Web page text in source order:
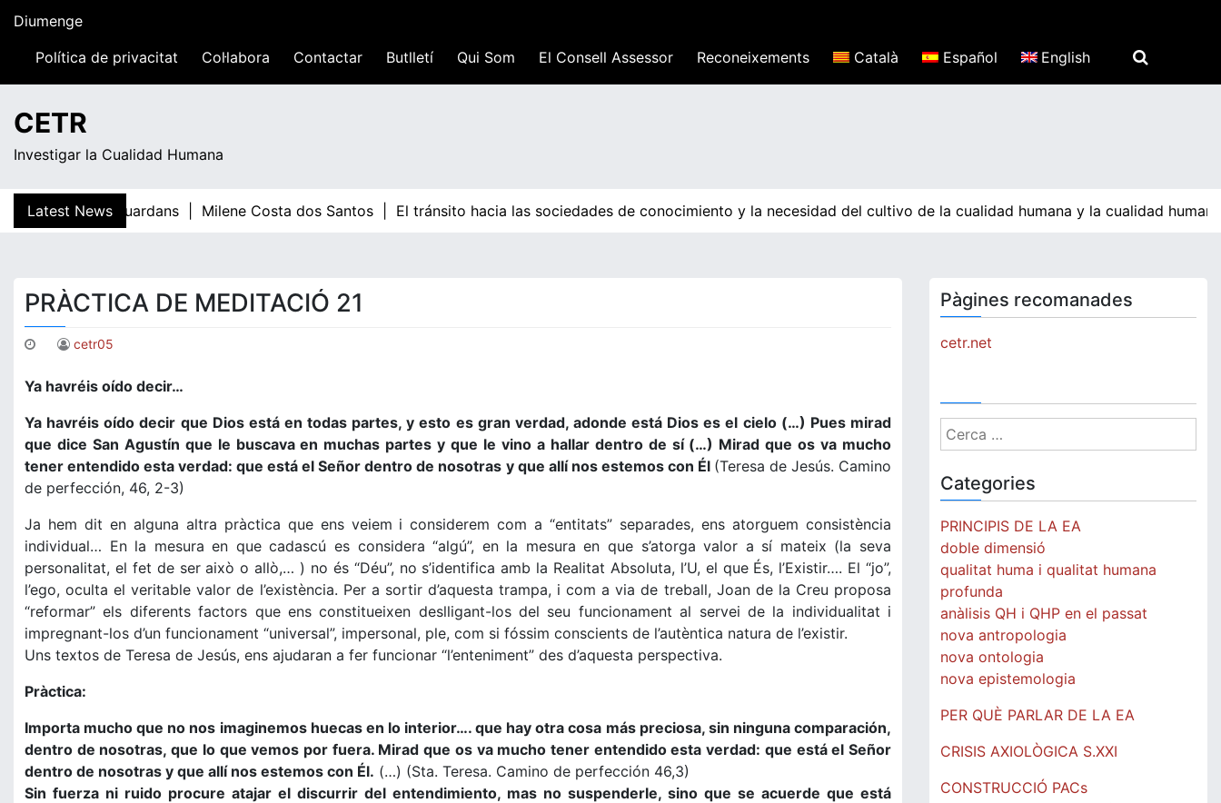
content
Diumenge
13:28Política de privacitat Col·labora Contactar Butlletí Qui Som El Consell Assessor Reconeixements Català Español English
CETR
Investigar la Cualidad Humana
Latest News
Teresa Guardans | Milene Costa dos Santos | El tránsito hacia las sociedades de conocimiento y la necesidad del cultivo de la cualidad humana y la cualidad
PRÀCTICA DE MEDITACIÓ 21
cetr05
Ya havréis oído decir…
Ya havréis oído decir que Dios está en todas partes, y esto es gran verdad, adonde está Dios es el cielo (…) Pues mirad
que dice San Agustín que le buscava en muchas partes y que le vino a hallar dentro de sí (…) Mirad que os va mucho
tener entendido esta verdad: que está el Señor dentro de nosotras y que allí nos estemos con Él (Teresa de Jesús. Camino
de perfección, 46, 2-3)
Ja hem dit en alguna altra pràctica que ens veiem i considerem com a “entitats” separades, ens atorguem consistència
individual… En la mesura en que cadascú es considera “algú”, en la mesura en que s’atorga valor a sí mateix (la seva
personalitat, el fet de ser això o allò,… ) no és “Déu”, no s’identifica amb la Realitat Absoluta, l’U, el que És, l’Existir…. El “jo”,
l’ego, oculta el veritable valor de l’existència. Per a sortir d’aquesta trampa, i com a via de treball, Joan de la Creu proposa
“reformar” els diferents factors que ens constitueixen deslligant-los del seu funcionament al servei de la individualitat i
impregnant-los d’un funcionament “universal”, impersonal, ple, com si fóssim conscients de l’autèntica natura de l’existir.
Uns textos de Teresa de Jesús, ens ajudaran a fer funcionar “l’enteniment” des d’aquesta perspectiva.
Pràctica:
Importa mucho que no nos imaginemos huecas en lo interior…. que hay otra cosa más preciosa, sin ninguna comparación,
dentro de nosotras, que lo que vemos por fuera. Mirad que os va mucho tener entendido esta verdad: que está el Señor
dentro de nosotras y que allí nos estemos con Él. (…) (Sta. Teresa. Camino de perfección 46,3)
Sin fuerza ni ruido procure atajar el discurrir del entendimiento, mas no suspenderle, sino que se acuerde que está
Pàgines recomanades
cetr.net
Cerca:
Categories
PRINCIPIS DE LA EA
doble dimensió
qualitat huma i qualitat humana
profunda
anàlisis QH i QHP en el passat
nova antropologia
nova ontologia
nova epistemologia
PER QUÈ PARLAR DE LA EA
CRISIS AXIOLÒGICA S.XXI
CONSTRUCCIÓ PACs